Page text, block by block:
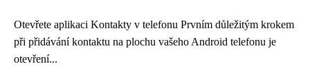
Otevřete aplikaci Kontakty v telefonu Prvním důležitým krokem
při přidávání kontaktu na plochu vašeho Android telefonu je
otevření...